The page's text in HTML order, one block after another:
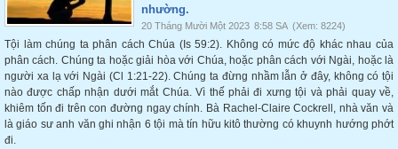
nhường.
20 Tháng Mười Một 2023 8:58 SA (Xem: 8224)
Tội làm chúng ta phân cách Chúa (Is 59:2). Không có mức độ khác nhau của
phân cách. Chúng ta hoặc giải hòa với Chúa, hoặc phân cách với Ngài, hoặc là
người xa lạ với Ngài (Cl 1:21-22). Chúng ta đừng nhầm lẫn ở đây, không có tội
nào được chấp nhận dưới mắt Chúa. Vì thế phải đi xưng tội và phải quay về,
khiêm tốn đi trên con đường ngay chính. Bà Rachel-Claire Cockrell, nhà văn và
là giáo sư anh văn ghi nhận 6 tội mà tín hữu kitô thường có khuynh hướng phớt
đi.